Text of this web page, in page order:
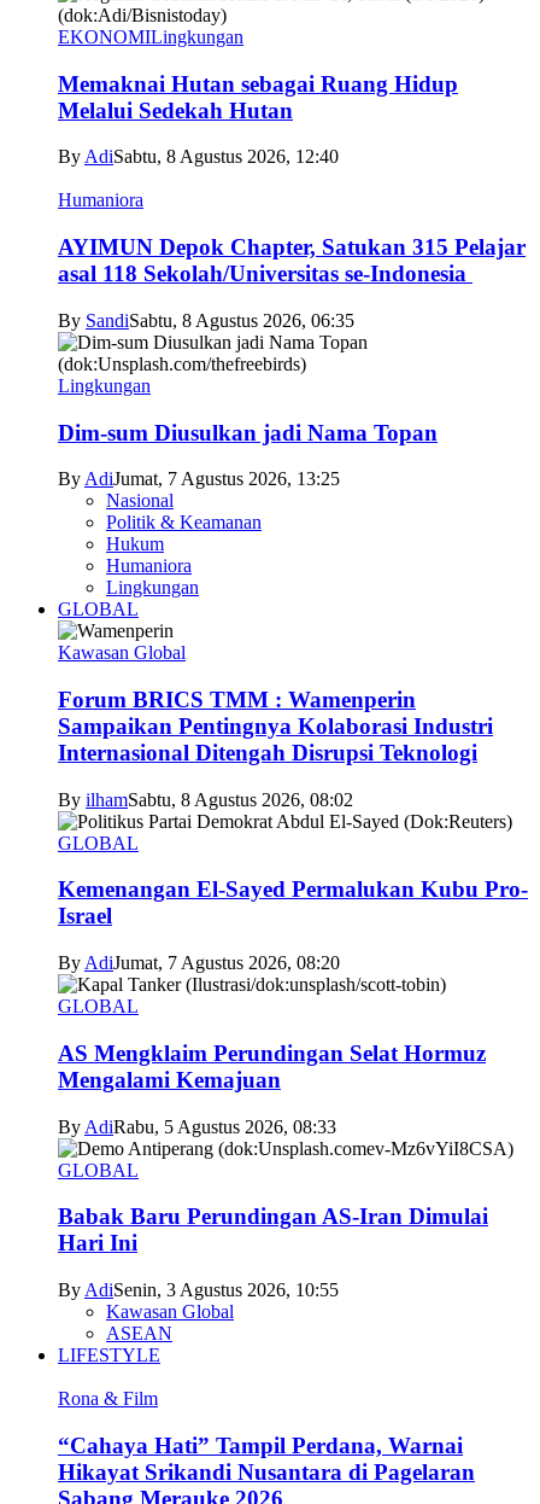
EKONOMILingkungan
Memaknai Hutan sebagai Ruang Hidup
Melalui Sedekah Hutan
By AdiSabtu, 8 Agustus 2026, 12:40
Humaniora
AYIMUN Depok Chapter, Satukan 315 Pelajar
asal 118 Sekolah/Universitas se-Indonesia
By SandiSabtu, 8 Agustus 2026, 06:35
Lingkungan
Dim-sum Diusulkan jadi Nama Topan
By AdiJumat, 7 Agustus 2026, 13:25
Nasional
Politik & Keamanan
Hukum
Humaniora
Lingkungan
GLOBAL
Kawasan Global
Forum BRICS TMM : Wamenperin
Sampaikan Pentingnya Kolaborasi Industri
Internasional Ditengah Disrupsi Teknologi
By ilhamSabtu, 8 Agustus 2026, 08:02
GLOBAL
Kemenangan El-Sayed Permalukan Kubu Pro-
Israel
By AdiJumat, 7 Agustus 2026, 08:20
GLOBAL
AS Mengklaim Perundingan Selat Hormuz
Mengalami Kemajuan
By AdiRabu, 5 Agustus 2026, 08:33
GLOBAL
Babak Baru Perundingan AS-Iran Dimulai
Hari Ini
By AdiSenin, 3 Agustus 2026, 10:55
Kawasan Global
ASEAN
LIFESTYLE
Rona & Film
“Cahaya Hati” Tampil Perdana, Warnai
Hikayat Srikandi Nusantara di Pagelaran
Sabang Merauke 2026